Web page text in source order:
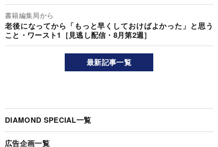
書籍編集局から
老後になってから「もっと早くしておけばよかった」と思う
こと・ワースト1［見逃し配信・8月第2週］
最新記事一覧
DIAMOND SPECIAL一覧
広告企画一覧